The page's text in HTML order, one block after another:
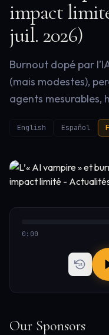
impact
juil. 2026)
Burnout dopé par
(mais modestes),
agents mesurables,
English Español
0:00
15
Our Sponsors